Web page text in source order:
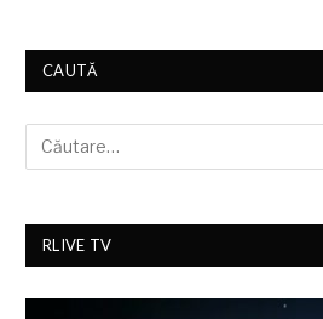
CAUTĂ
RLIVE TV